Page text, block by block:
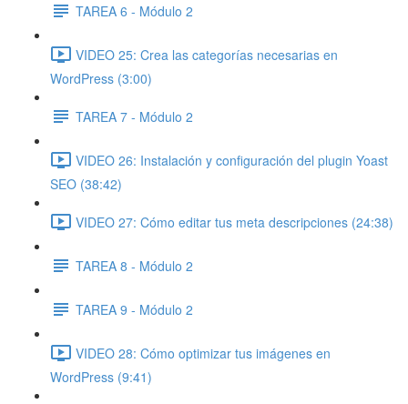
TAREA 6 - Módulo 2
VIDEO 25: Crea las categorías necesarias en
WordPress (3:00)
TAREA 7 - Módulo 2
VIDEO 26: Instalación y configuración del plugin Yoast
SEO (38:42)
VIDEO 27: Cómo editar tus meta descripciones (24:38)
TAREA 8 - Módulo 2
TAREA 9 - Módulo 2
VIDEO 28: Cómo optimizar tus imágenes en
WordPress (9:41)